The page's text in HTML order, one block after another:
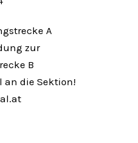
A
zur
B
an die Sektion!